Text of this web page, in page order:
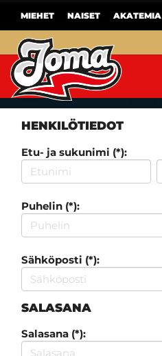
MIEHET NAISET AKATEMIA
HENKILÖTIEDOT
Etu- ja sukunimi (*):
Puhelin (*):
Sähköposti (*):
SALASANA
Salasana (*):